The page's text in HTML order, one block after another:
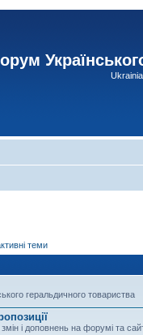
теми
геральдичного товариства
і доповнень на форумі та